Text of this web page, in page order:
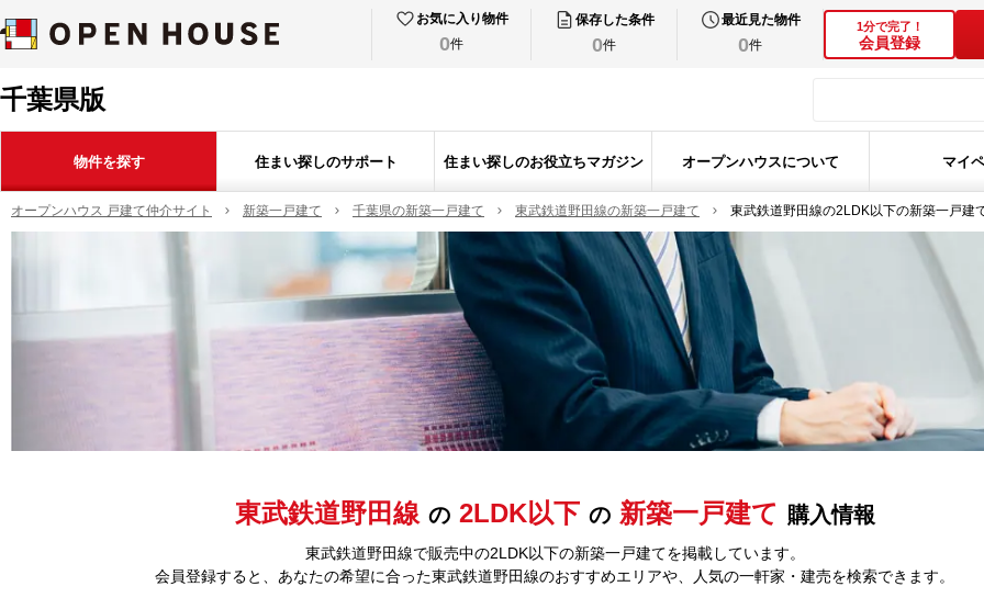
お気に入り物件
0件
保存した条件
0件
最近見た物件
0件
1分で完了！
会員登録
千葉県版
物件を探す 住まい探しのサポート 住まい探しのお役立ちマガジン オープンハウスについて マイ
オープンハウス 戸建て仲介サイト 新築一戸建て 千葉県の新築一戸建て 東武鉄道野田線の新築一戸建て 東武鉄道野田線の2LDK以下の新築一戸建
東武鉄道野田線 の 2LDK以下 の 新築一戸建て 購入情報
東武鉄道野田線で販売中の2LDK以下の新築一戸建てを掲載しています。
会員登録すると、あなたの希望に合った東武鉄道野田線のおすすめエリアや、人気の一軒家・建売を検索できます。